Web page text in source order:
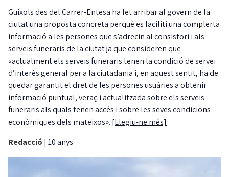
Guíxols des del Carrer-Entesa ha fet arribar al govern de la
ciutat una proposta concreta perquè es faciliti una complerta
informació a les persones que s’adrecin al consistori i als
serveis funeraris de la ciutat ja que consideren que
«actualment els serveis funeraris tenen la condició de servei
d’interès general per a la ciutadania i, en aquest sentit, ha de
quedar garantit el dret de les persones usuàries a obtenir
informació puntual, veraç i actualitzada sobre els serveis
funeraris als quals tenen accés i sobre les seves condicions
econòmiques dels mateixos». [Llegiu-ne més]
Redacció | 10 anys